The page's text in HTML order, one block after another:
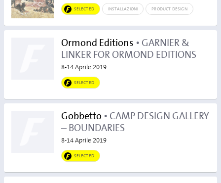
SELECTED INSTALLAZIONI PRODUCT DESIGN
Ormond Editions • GARNIER &
LINKER FOR ORMOND EDITIONS
8-14 Aprile 2019
SELECTED
Gobbetto • CAMP DESIGN GALLERY
– BOUNDARIES
8-14 Aprile 2019
SELECTED